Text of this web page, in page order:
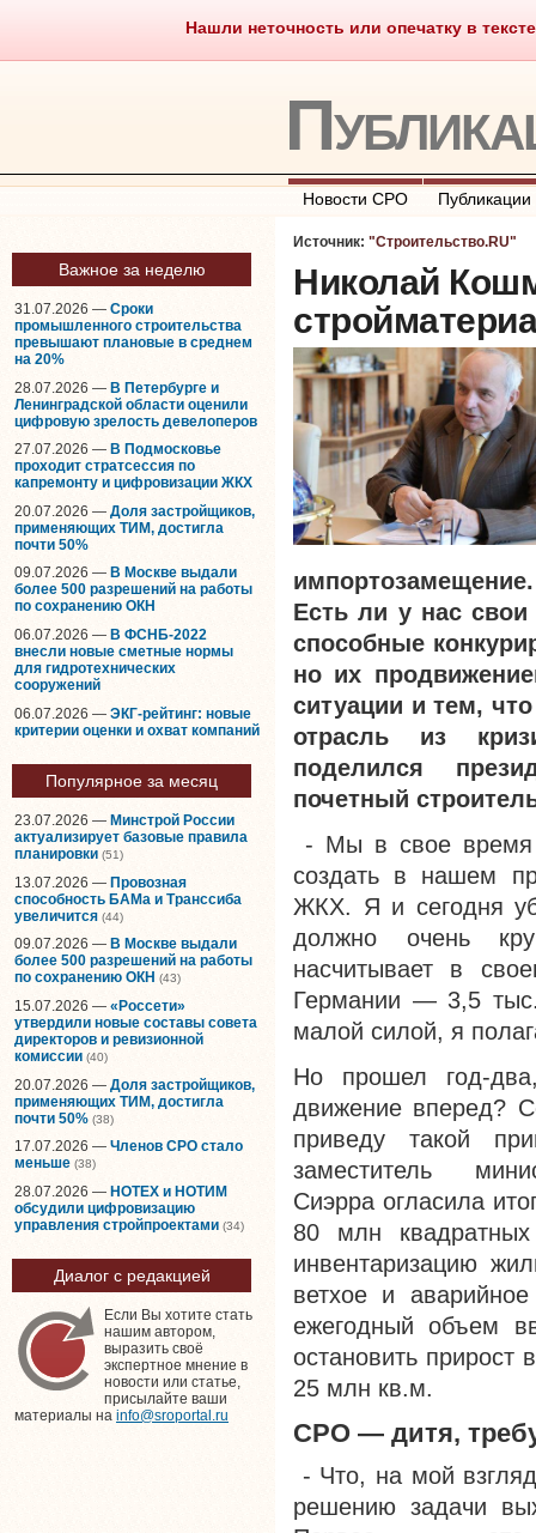
Нашли неточность или опечатку в
Саморегулирование Что
Новости СРО Публикации
Важное за неделю
31.07.2026 — Сроки
промышленного строительства
превышают плановые в среднем
на 20%
28.07.2026 — В Петербурге и
Ленинградской области оценили
цифровую зрелость девелоперов
27.07.2026 — В Подмосковье
проходит стратсессия по
капремонту и цифровизации ЖКХ
20.07.2026 — Доля застройщиков,
применяющих ТИМ, достигла
почти 50%
09.07.2026 — В Москве выдали
более 500 разрешений на работы
по сохранению ОКН
06.07.2026 — В ФСНБ-2022
внесли новые сметные нормы
для гидротехнических
сооружений
06.07.2026 — ЭКГ-рейтинг: новые
критерии оценки и охват компаний
Популярное за месяц
23.07.2026 — Минстрой России
актуализирует базовые правила
планировки (51)
13.07.2026 — Провозная
способность БАМа и Транссиба
увеличится (44)
09.07.2026 — В Москве выдали
более 500 разрешений на работы
по сохранению ОКН (43)
15.07.2026 — «Россети»
утвердили новые составы совета
директоров и ревизионной
комиссии (40)
20.07.2026 — Доля застройщиков,
применяющих ТИМ, достигла
почти 50% (38)
17.07.2026 — Членов СРО стало
меньше (38)
28.07.2026 — НОТЕХ и НОТИМ
обсудили цифровизацию
управления стройпроектами (34)
Диалог с редакцией
Если Вы хотите стать
нашим автором,
выразить своё
экспертное мнение в
новости или статье,
присылайте ваши
материалы на info@sroportal.ru
Источник: "Строительство.RU"
Николай
Есть ли у нас
способные
но их
ситуации и тем,
отрасль из
поделился
почетный
- Мы в свое время
создать в нашем
ЖКХ. Я и сегодня
должно очень
насчитывает в
Германии — 3,5
малой силой, я
Но прошел год-
движение вперед?
приведу такой
заместитель
Сиэрра огласила
80 млн
инвентаризацию
ветхое и
ежегодный объем
остановить прирост
25 млн кв.м.
СРО — дитя,
- Что, на мой
решению задачи